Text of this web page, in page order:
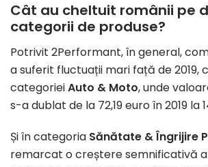
Cât au cheltuit românii pe
categorii de produse?
Potrivit 2Performant, în general,
a suferit fluctuații mari față de 2019,
categorieiAuto & Moto, unde
s-a dublat de la 72,19 euro în 2019 la
Și în categoria Sănătate & Îngrijire
remarcat o creștere semnificativă a